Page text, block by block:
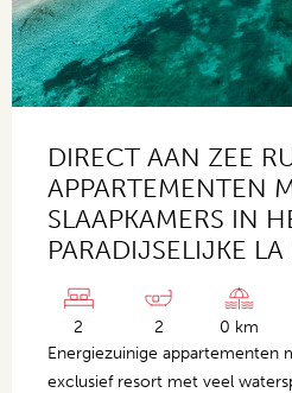
DIRECT AAN ZEE
APPARTEMENTEN
SLAAPKAMERS IN
PARADIJSELIJKE
2 2 0 km
Energiezuinige appartementen
exclusief resort met veel